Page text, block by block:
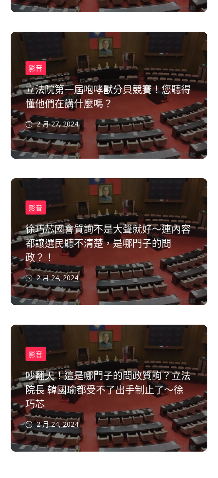
影音
立法院第一屆咆哮獸分貝競賽！您聽得
懂他們在講什麼嗎？
2 月 27, 2024
影音
徐巧芯國會質詢不是大聲就好～連內容
都讓選民聽不清楚，是哪門子的問
政？！
2 月 24, 2024
影音
吵翻天！這是哪門子的問政質詢？立法
院長 韓國瑜都受不了出手制止了～徐
巧芯
2 月 24, 2024